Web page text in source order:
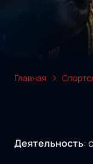
Главная
Деятельность: